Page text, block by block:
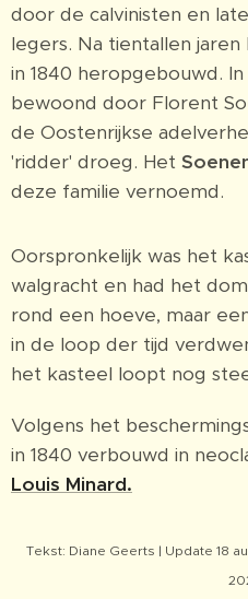
door de calvinisten en
legers. Na tientallen
in 1840 heropgebouwd.
bewoond door Florent
de Oostenrijkse
'ridder' droeg. Het
deze familie vernoemd.
Oorspronkelijk was het
walgracht en had het
rond een hoeve, maar
in de loop der tijd
het kasteel loopt nog
Volgens het
in 1840 verbouwd in
Louis Minard.
Tekst: Diane Geerts | Update 18